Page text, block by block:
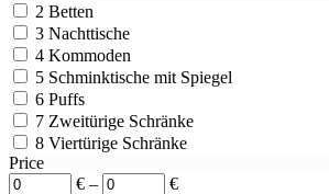
2 Betten
3 Nachttische
4 Kommoden
5 Schminktische mit Spiegel
6 Puffs
7 Zweitürige Schränke
8 Viertürige Schränke
Price
€ –
€